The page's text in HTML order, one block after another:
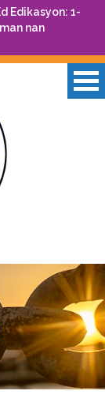
Edikasyon: 1-
nan